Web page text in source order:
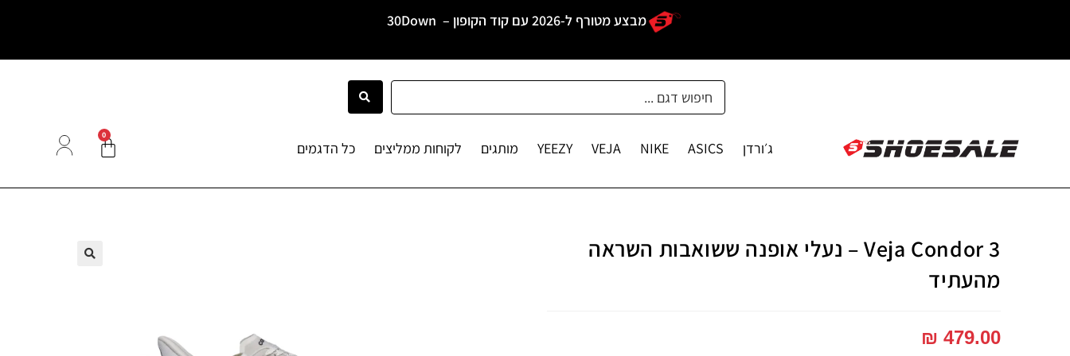
מבצע מטורף ל-2026 עם קוד הקופון – 30Down
ג׳ורדן ASICS
NIKE
VEJA
YEEZY מותגים לקוחות ממליצים כל הדגמים
0
Veja Condor 3 – נעלי אופנה ששואבות השראה
מהעתיד
₪ 479.00